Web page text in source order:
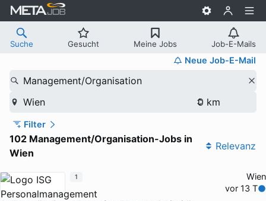
Suche Gesucht Meine Jobs Job-E-Mails
Neue Job-E-Mail
Management/Organisation
Wien
Filter
102 Management/Organisation-Jobs in
Wien
Relevanz
Wien
vor 13 T
1